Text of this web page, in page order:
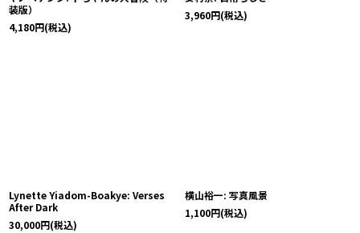
装版）
4,180円(税込)
3,960円(税込)
Lynette Yiadom-Boakye: Verses
After Dark
30,000円(税込)
横山裕一: 写真風景
1,100円(税込)